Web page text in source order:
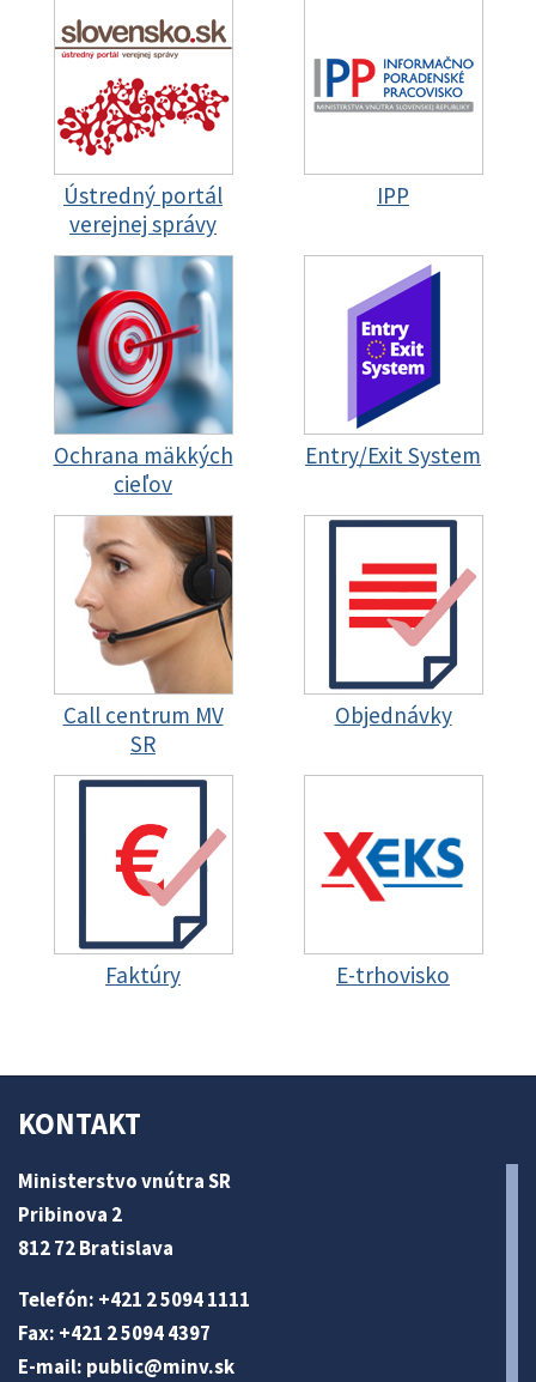
Ústredný portál
verejnej správy
IPP
Ochrana mäkkých
cieľov
Entry/Exit System
Call centrum MV
SR
Objednávky
Faktúry E-trhovisko
KONTAKT
Ministerstvo vnútra SR
Pribinova 2
812 72 Bratislava
Telefón: +421 2 5094 1111
Fax: +421 2 5094 4397
E-mail: public@minv.sk